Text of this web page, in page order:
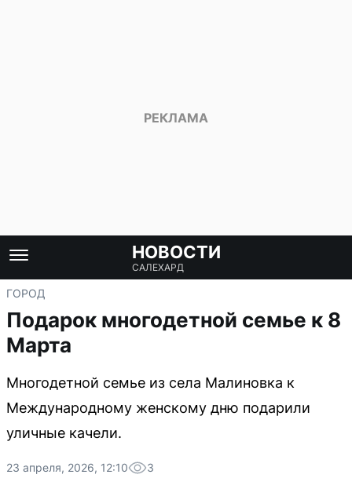
НОВОСТИ
САЛЕХАРД
ГОРОД
Подарок многодетной семье к 8
Марта
Многодетной семье из села Малиновка к
Международному женскому дню подарили
уличные качели.
23 апреля, 2026, 12:10 3